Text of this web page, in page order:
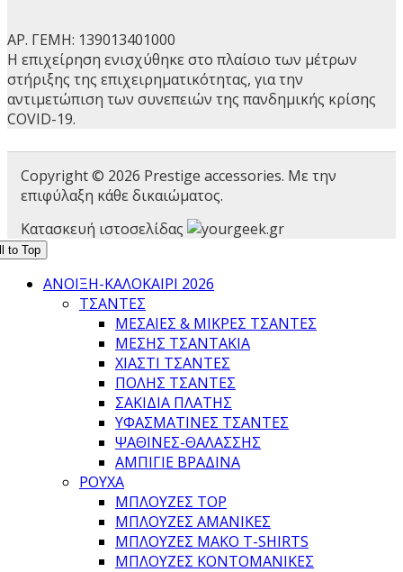
ΑΡ. ΓΕΜΗ: 139013401000
Η επιχείρηση ενισχύθηκε στο πλαίσιο των μέτρων
στήριξης της επιχειρηματικότητας, για την
αντιμετώπιση των συνεπειών της πανδημικής κρίσης
COVID-19.
Copyright © 2026 Prestige accessories. Με την
επιφύλαξη κάθε δικαιώματος.
Κατασκευή ιστοσελίδας
to Top
ΑΝΟΙΞΗ-ΚΑΛΟΚΑΙΡΙ 2026
ΤΣΑΝΤΕΣ
ΜΕΣΑΊΕΣ & ΜΙΚΡΈΣ ΤΣΆΝΤΕΣ
ΜΈΣΗΣ ΤΣΑΝΤΆΚΙΑ
ΧΙΑΣΤΊ ΤΣΆΝΤΕΣ
ΠΌΛΗΣ ΤΣΆΝΤΕΣ
ΣΑΚΊΔΙΑ ΠΛΆΤΗΣ
ΥΦΑΣΜΆΤΙΝΕΣ ΤΣΆΝΤΕΣ
ΨΆΘΙΝΕΣ-ΘΑΛΆΣΣΗΣ
ΑΜΠΙΓΙΈ ΒΡΑΔΙΝΆ
ΡΟΥΧΑ
ΜΠΛΟΎΖΕΣ TOP
ΜΠΛΟΎΖΕΣ ΑΜΆΝΙΚΕΣ
ΜΠΛΟΎΖΕΣ ΜΑΚΌ T-SHIRTS
ΜΠΛΟΎΖΕΣ ΚΟΝΤΟΜΆΝΙΚΕΣ